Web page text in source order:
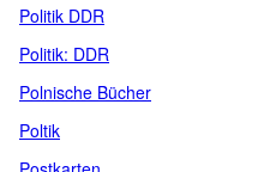
Politik DDR
Politik: DDR
Polnische Bücher
Poltik